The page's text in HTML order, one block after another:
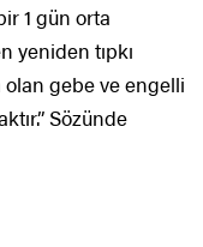
1 gün orta
yeniden tıpkı
olan gebe ve engelli
Sözünde